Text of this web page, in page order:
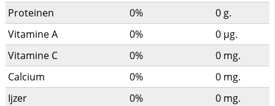
Proteinen 0% 0 g.
Vitamine A
0% 0 µg.
Vitamine C
0% 0 mg.
Calcium
0% 0 mg.
Ijzer
0% 0 mg.